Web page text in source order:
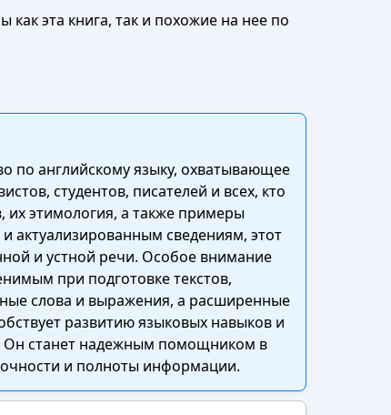
как эта книга, так и похожие на нее по
по английскому языку, охватывающее
студентов, писателей и всех, кто
их этимология, а также примеры
актуализированным сведениям, этот
и устной речи. Особое внимание
при подготовке текстов,
слова и выражения, а расширенные
развитию языковых навыков и
Он станет надежным помощником в
и полноты информации.